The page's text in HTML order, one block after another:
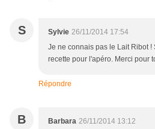
S Sylvie 26/11/2014 17:54
Je ne connais pas le Lait Ribot !
recette pour l'apéro. Merci pour
Répondre
B Barbara 26/11/2014 13:12